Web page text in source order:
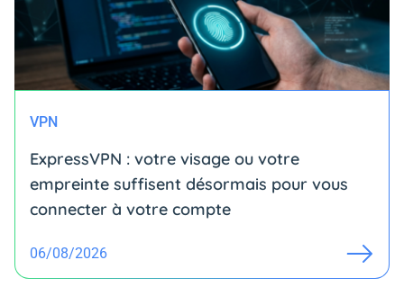
VPN
ExpressVPN : votre visage ou votre
empreinte suffisent désormais pour vous
connecter à votre compte
06/08/2026